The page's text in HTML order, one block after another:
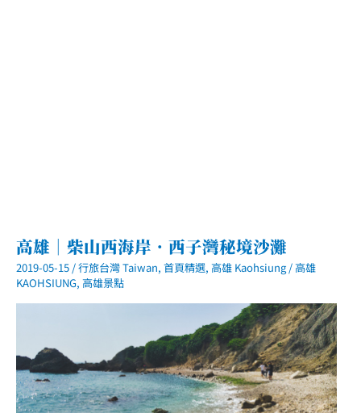
高雄｜柴山西海岸．西子灣秘境沙灘
2019-05-15 /行旅台灣 Taiwan, 首頁精選, 高雄 Kaohsiung /高雄
KAOHSIUNG, 高雄景點